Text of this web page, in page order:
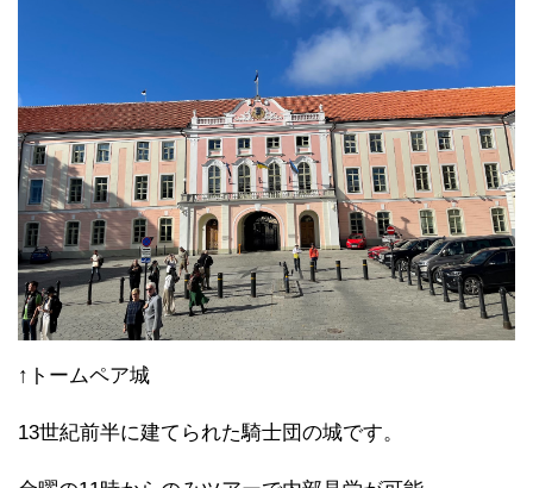
↑トームペア城
13世紀前半に建てられた騎士団の城です。